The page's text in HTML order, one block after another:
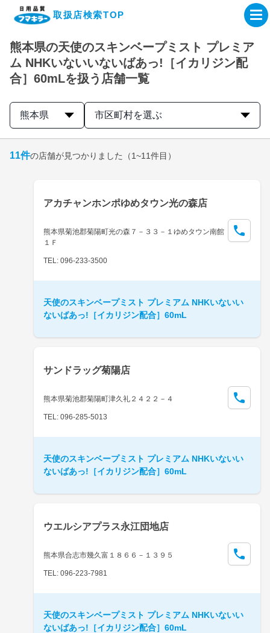
取扱店検索TOP
企業・IR情報サイト
製品情報サイト
オンラインショップ
製品検索はこちら
熊本県の天使のスキンベープミスト プレミア
ム NHKいないいないばあっ!［イカリジン配
合］60mLを扱う店舗一覧
熊本県 市区町村を選ぶ
11件の店舗が見つかりました （1~11件目）
アカチャンホンポゆめタウン光の森店
熊本県菊池郡菊陽町光の森７－３３－１ゆめタウン南館
１Ｆ
TEL: 096-233-3500
天使のスキンベープミスト プレミアム NHKいないい
ないばあっ!［イカリジン配合］60mL
サンドラッグ菊陽店
熊本県菊池郡菊陽町津久礼２４２２－４
TEL: 096-285-5013
天使のスキンベープミスト プレミアム NHKいないい
ないばあっ!［イカリジン配合］60mL
ウエルシアプラス永江団地店
熊本県合志市幾久富１８６６－１３９５
TEL: 096-223-7981
天使のスキンベープミスト プレミアム NHKいないい
ないばあっ!［イカリジン配合］60mL